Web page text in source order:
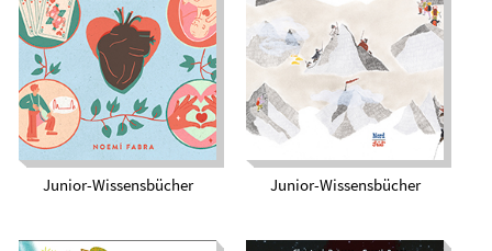
Mythen und ganz viel
Liebe
Junior-Wissensbücher
Menschen in die
Höhe treibt
Junior-Wissensbücher